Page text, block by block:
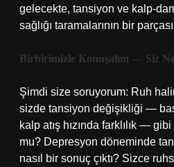
gelecekte, tansiyon ve kalp-
sağlığı taramalarının bir
Birbirimizle Konuşalım — Siz
Şimdi size soruyorum: Ruh
sizde tansiyon değişikliği —
kalp atış hızında farklılık —
mu? Depresyon döneminde
nasıl bir sonuç çıktı? Sizce